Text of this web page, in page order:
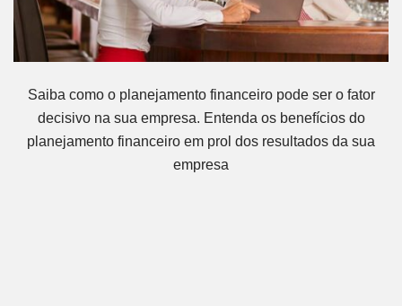
Saiba como o planejamento financeiro pode ser o fator
decisivo na sua empresa. Entenda os benefícios do
planejamento financeiro em prol dos resultados da sua
empresa